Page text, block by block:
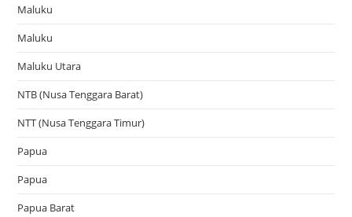
Maluku
Maluku
Maluku Utara
NTB (Nusa Tenggara Barat)
NTT (Nusa Tenggara Timur)
Papua
Papua
Papua Barat